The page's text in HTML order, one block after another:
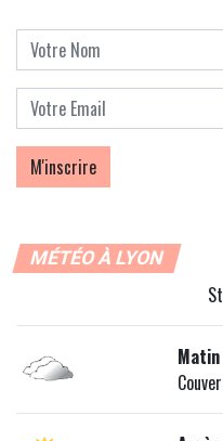
MÉTÉO À LYON
Matin